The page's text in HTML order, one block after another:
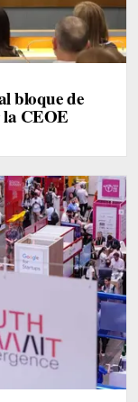
bloque de
CEOE